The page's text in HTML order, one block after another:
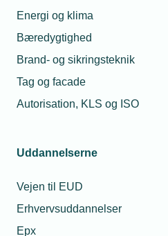
Energi og klima
Bæredygtighed
Brand- og sikringsteknik
Tag og facade
Autorisation, KLS og ISO
Uddannelserne
Vejen til EUD
Erhvervsuddannelser
Epx
næsten stille andre steder. Kun
hver femte kommune lever op til
regeringens målsætning, og det
09. juli 2026
Juniormesterlære gav
ny lærling
TS Tech sprang straks til, da det i
fortsætter han i virksomheden -